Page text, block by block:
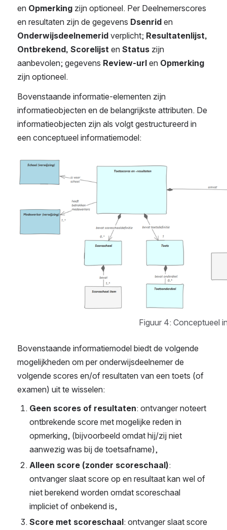
en Opmerking zijn optioneel. Per Deelnemerscores
en resultaten zijn de gegevens Dsenrid
Onderwijsdeelnemerid verplicht; Resultatenlijst,
Ontbrekend, Scorelijst en Status zijn
aanbevolen; gegevens Review-url en Opmerking
zijn optioneel.
Bovenstaande informatie-elementen zijn
informatieobjecten en de belangrijkste attributen. De
informatieobjecten zijn als volgt gestructureerd in
een conceptueel informatiemodel:
Open
Figuur 4: Conceptueel
Bovenstaande informatiemodel biedt de volgende
mogelijkheden om per onderwijsdeelnemer de
volgende scores en/of resultaten van een toets (of
examen) uit te wisselen:
Geen scores of resultaten: ontvanger noteert
ontbrekende score met mogelijke reden in
opmerking, (bijvoorbeeld omdat hij/zij niet
aanwezig was bij de toetsafname),
Alleen score (zonder scoreschaal):
ontvanger slaat score op en resultaat kan wel of
niet berekend worden omdat scoreschaal
impliciet of onbekend is,
Score met scoreschaal: ontvanger slaat score